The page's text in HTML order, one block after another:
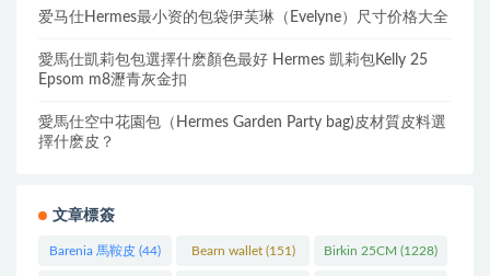
爱马仕Hermes最小资的包袋伊芙琳（Evelyne）尺寸价格大全
愛馬仕凱莉包包選擇什麽顏色最好 Hermes 凱莉包Kelly 25
Epsom m8瀝青灰金扣
愛馬仕空中花園包（Hermes Garden Party bag)皮材質皮料選
擇什麽皮？
文章標簽
Barenia 馬鞍皮 (44) Bearn wallet(151) Birkin 25CM (1228)